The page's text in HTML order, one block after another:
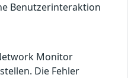
Benutzerinteraktion
Monitor
Die Fehler